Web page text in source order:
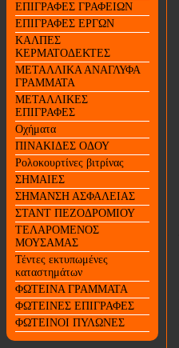
ΕΠΙΓΡΑΦΕΣ ΓΡΑΦΕΙΩΝ
ΕΠΙΓΡΑΦΕΣ ΕΡΓΩΝ
ΚΑΛΠΕΣ
ΚΕΡΜΑΤΟΔΕΚΤΕΣ
ΜΕΤΑΛΛΙΚΑ ΑΝΑΓΛΥΦΑ
ΓΡΑΜΜΑΤΑ
ΜΕΤΑΛΛΙΚΕΣ
ΕΠΙΓΡΑΦΕΣ
Οχήματα
ΠΙΝΑΚΙΔΕΣ ΟΔΟΥ
Ρολοκουρτίνες βιτρίνας
ΣΗΜΑΙΕΣ
ΣΗΜΑΝΣΗ ΑΣΦΑΛΕΙΑΣ
ΣΤΑΝΤ ΠΕΖΟΔΡΟΜΙΟΥ
ΤΕΛΑΡΟΜΕΝΟΣ
ΜΟΥΣΑΜΑΣ
Τέντες εκτυπωμένες
καταστημάτων
ΦΩΤΕΙΝΑ ΓΡΑΜΜΑΤΑ
ΦΩΤΕΙΝΕΣ ΕΠΙΓΡΑΦΕΣ
ΦΩΤΕΙΝΟΙ ΠΥΛΩΝΕΣ